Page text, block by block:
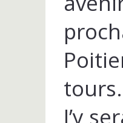
tours.
J’y